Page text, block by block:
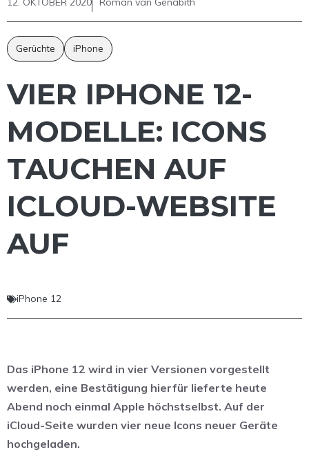
Gerüchte iPhone
VIER IPHONE 12-
MODELLE: ICONS
TAUCHEN AUF
ICLOUD-WEBSITE
AUF
iPhone 12
Das iPhone 12 wird in vier Versionen vorgestellt
werden, eine Bestätigung hierfür lieferte heute
Abend noch einmal Apple höchstselbst. Auf der
iCloud-Seite wurden vier neue Icons neuer Geräte
hochgeladen.